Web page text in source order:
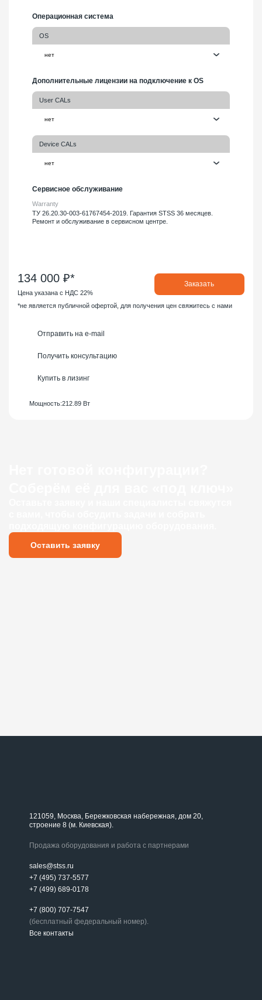
Операционная система
OS
Дополнительные лицензии на подключение к OS
User CALs
Device CALs
Сервисное обслуживание
Warranty
ТУ 26.20.30-003-61767454-2019. Гарантия STSS 36 месяцев.
Ремонт и обслуживание в сервисном центре.
134 000 ₽*
Цена указана с НДС 22%
Заказать
*не является публичной офертой, для получения цен свяжитесь с нами
Отправить на e-mail
Получить консультацию
Купить в лизинг
Мощность:212.89 Вт
Оставить заявку
121059, Москва, Бережковская набережная, дом 20,
строение 8 (м. Киевская).
Продажа оборудования и работа с партнерами
sales@stss.ru
+7 (495) 737-5577
+7 (499) 689-0178
+7 (800) 707-7547
(бесплатный федеральный номер).
Все контакты